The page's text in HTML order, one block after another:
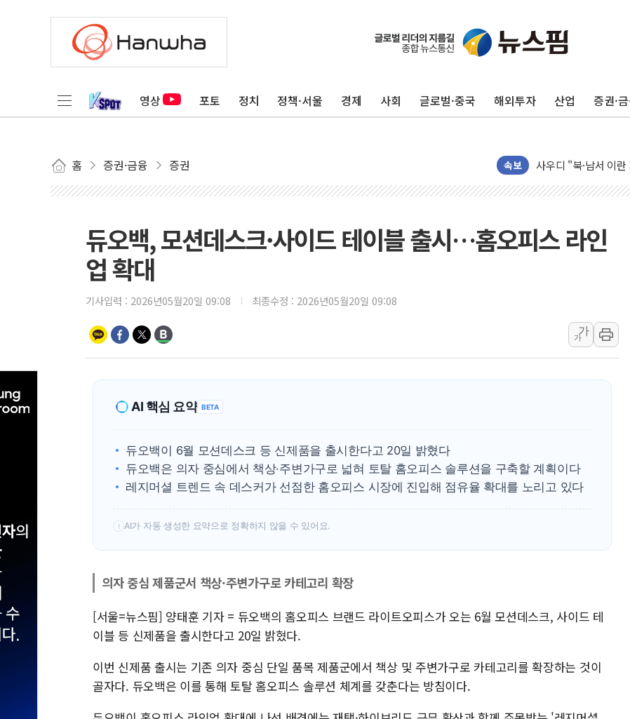
영상 포토 정치 정책·서울 경제 사회 글로벌·중국 해외투자 산업 증권·
홈 증권·금융 증권 속보
새온, '자율주행자
오에스피, '세계 고양
GLN인터내셔널, 방
에이치시티 "에이치
폭염에 하루 온열질
세븐일레븐, 쿠팡이츠
네이버, AI 투자로
카카오스타일 지그
[브라질증시] 금리
[뉴스핌 이 시각
카드사 고객 유입 창
제나벨, 배우 공승
듀오백, 모션데스크·사이드 테이블 출시…홈오피스 라인
업 확대
기사입력 : 2026년05월20일 09:08 최종수정 : 2026년05월20일 09:08
가
가
AI 핵심 요약 BETA
듀오백이 6월 모션데스크 등 신제품을 출시한다고 20일 밝혔다
듀오백은 의자 중심에서 책상·주변가구로 넓혀 토탈 홈오피스 솔루션을 구축할 계획이다
레지머셜 트렌드 속 데스커가 선점한 홈오피스 시장에 진입해 점유율 확대를 노리고 있다
! AI가 자동 생성한 요약으로 정확하지 않을 수 있어요.
의자 중심 제품군서 책상·주변가구로 카테고리 확장
[서울=뉴스핌] 양태훈 기자 = 듀오백의 홈오피스 브랜드 라이트오피스가 오는 6월 모션데스크, 사이드 테
이블 등 신제품을 출시한다고 20일 밝혔다.
이번 신제품 출시는 기존 의자 중심 단일 품목 제품군에서 책상 및 주변가구로 카테고리를 확장하는 것이
골자다. 듀오백은 이를 통해 토탈 홈오피스 솔루션 체계를 갖춘다는 방침이다.